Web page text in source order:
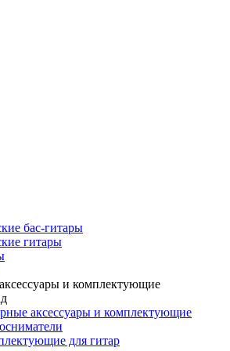
бас-гитары
гитары
и комплектующие
аксессуары и комплектующие
для гитар